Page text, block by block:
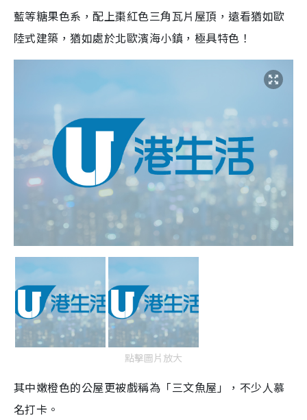
藍等糖果色系，配上棗紅色三角瓦片屋頂，遠看猶如歐
陸式建築，猶如處於北歐濱海小鎮，極具特色！
點擊圖片放大
其中嫩橙色的公屋更被戲稱為「三文魚屋」，不少人慕
名打卡。